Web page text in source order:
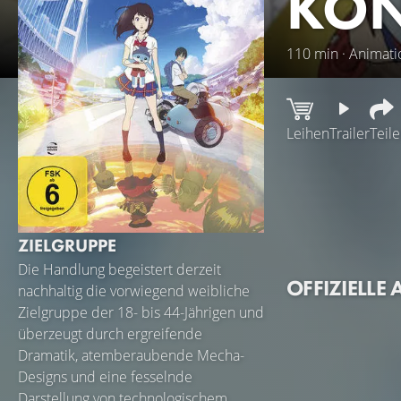
110 min ·
ZIELGRUPPE
Die Handlung begeistert derzeit
nachhaltig die vorwiegend weibliche
Zielgruppe der 18- bis 44-Jährigen und
überzeugt durch ergreifende
Dramatik, atemberaubende Mecha-
Designs und eine fesselnde
LeihenTrailer
Plüschtier Joi,
Wahrheit ans
OFFIZIELLE